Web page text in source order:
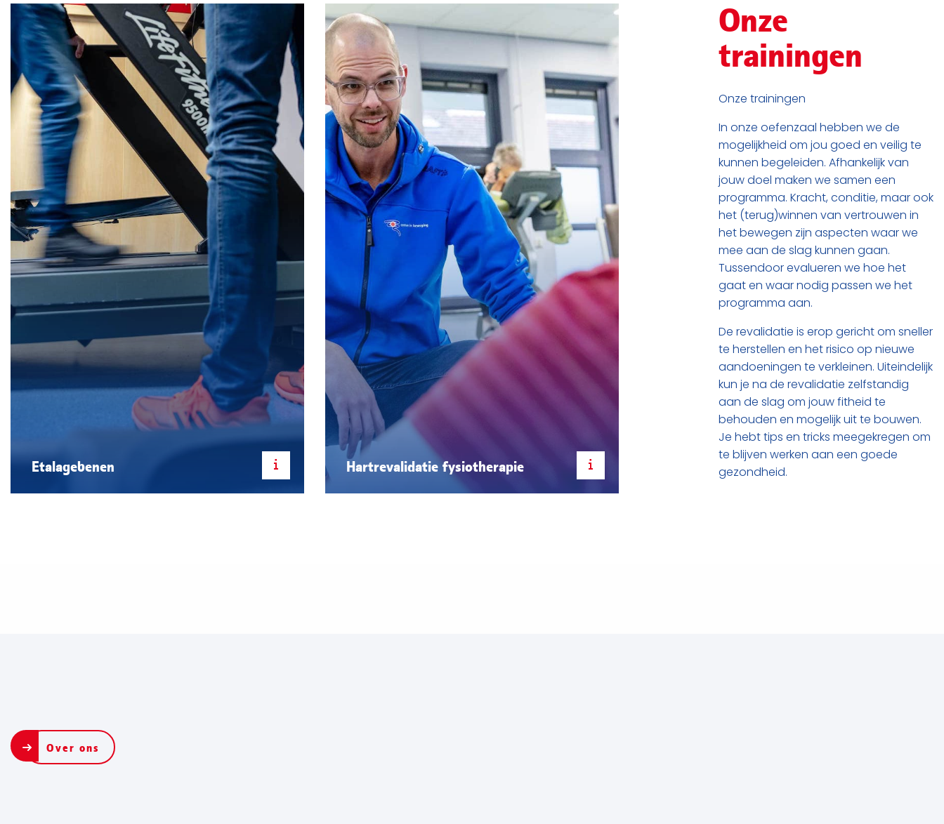
Etalagebenen Hartrevalidatie fysiotherapie
Onze
trainingen
Onze trainingen
In onze oefenzaal hebben we de
mogelijkheid om jou goed en veilig te
kunnen begeleiden. Afhankelijk van
jouw doel maken we samen een
programma. Kracht, conditie, maar ook
het (terug)winnen van vertrouwen in
het bewegen zijn aspecten waar we
mee aan de slag kunnen gaan.
Tussendoor evalueren we hoe het
gaat en waar nodig passen we het
programma aan.
De revalidatie is erop gericht om sneller
te herstellen en het risico op nieuwe
aandoeningen te verkleinen. Uiteindelijk
kun je na de revalidatie zelfstandig
aan de slag om jouw fitheid te
behouden en mogelijk uit te bouwen.
Je hebt tips en tricks meegekregen om
te blijven werken aan een goede
gezondheid.
Over ons